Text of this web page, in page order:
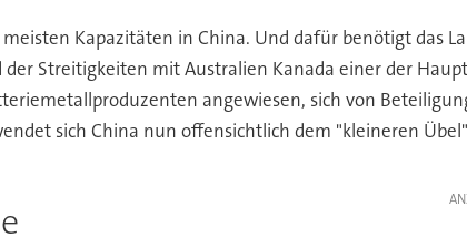
Kapazitäten in China. Und dafür benötigt das
Streitigkeiten mit Australien Kanada einer der
angewiesen, sich von
sich China nun offensichtlich dem "kleineren